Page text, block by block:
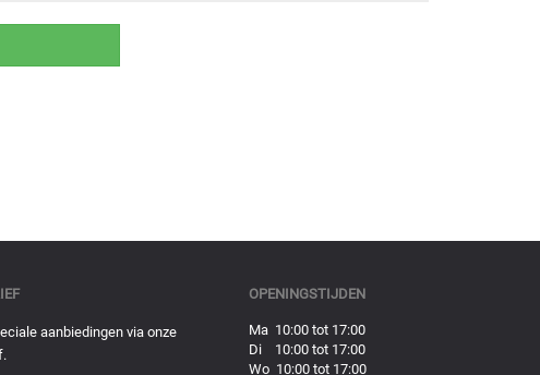
aanbiedingen via onze
OPENINGSTIJDEN
Ma 10:00 tot 17:00
Di 10:00 tot 17:00
Wo 10:00 tot 17:00